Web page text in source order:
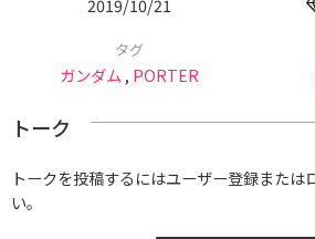
2019/10/21
タグ
ガンダム , PORTER
トーク
トークを投稿するにはユーザー登録または
い。